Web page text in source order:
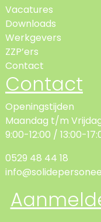
Contact
Openingstijden
Maandag t/m
9:00-12:00 / 13:00-
0529 48 44 18
Vacatures
Downloads
Werkgevers
ZZP’ers
Contact